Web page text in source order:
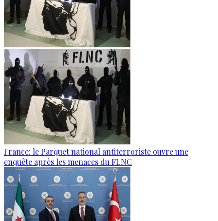
France: le Parquet national antiterroriste ouvre une
enquête après les menaces du FLNC